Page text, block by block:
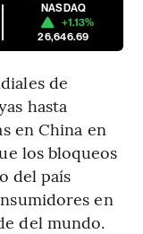
NASDAQ
+1.13%
26,646.69
de
hasta
en China en
los bloqueos
del país
en
del mundo.